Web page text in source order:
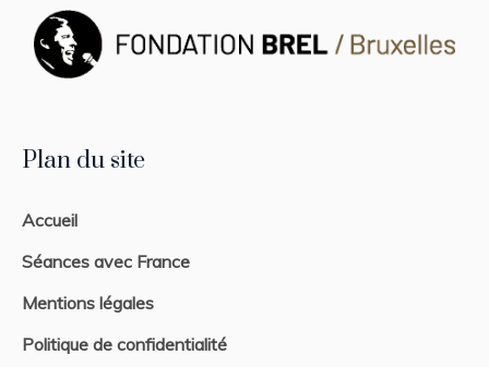
Plan du site
Accueil
Séances avec France
Mentions légales
Politique de confidentialité